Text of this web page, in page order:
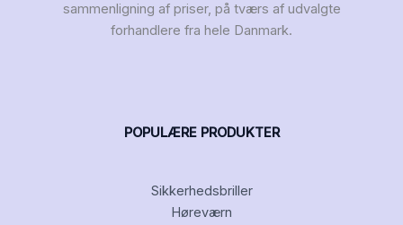
sammenligning af priser, på tværs af udvalgte
forhandlere fra hele Danmark.
POPULÆRE PRODUKTER
Sikkerhedsbriller
Høreværn